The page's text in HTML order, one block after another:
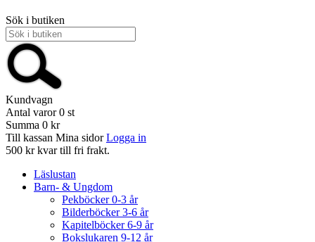
Sök i butiken
Kundvagn
Antal varor 0 st
Summa 0 kr
Till kassan Mina sidor Logga in
500 kr kvar till fri frakt.
Läslustan
Barn- & Ungdom
Pekböcker 0-3 år
Bilderböcker 3-6 år
Kapitelböcker 6-9 år
Bokslukaren 9-12 år